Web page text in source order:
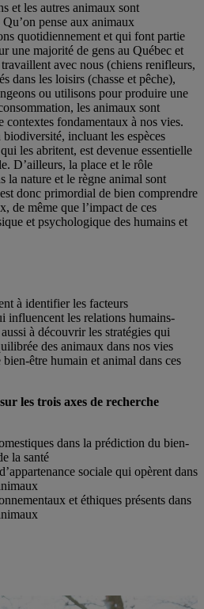
et les autres animaux sont
pense aux animaux
quotidiennement et qui font partie
une majorité de gens au Québec et
avec nous (chiens renifleurs,
dans les loisirs (chasse et pêche),
ou utilisons pour produire une
les animaux sont
contextes fondamentaux à nos vies.
incluant les espèces
les abritent, est devenue essentielle
D’ailleurs, la place et le rôle
la nature et le règne animal sont
donc primordial de bien comprendre
de même que l’impact de ces
et psychologique des humains et
à identifier les facteurs
influencent les relations humains-
à découvrir les stratégies qui
des animaux dans nos vies
être humain et animal dans ces
les trois axes de recherche
dans la prédiction du bien-
la santé
sociale qui opèrent dans
et éthiques présents dans